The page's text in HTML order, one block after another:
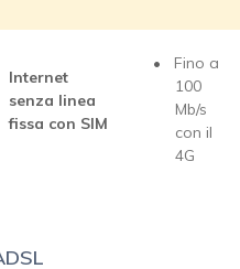
Internet
senza linea
fissa con SIM
Fino a
100
Mb/s
con il
4G